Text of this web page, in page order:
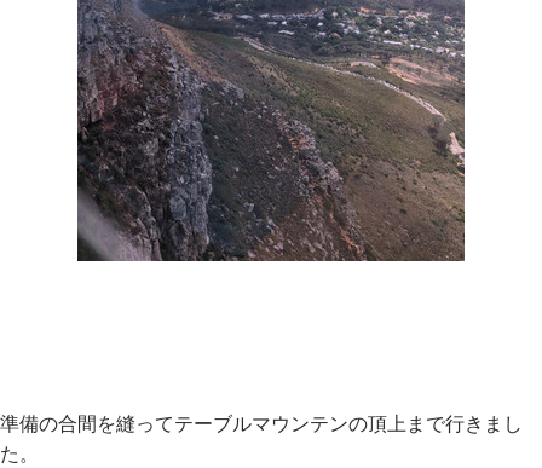
準備の合間を縫ってテーブルマウンテンの頂上まで行きまし
た。